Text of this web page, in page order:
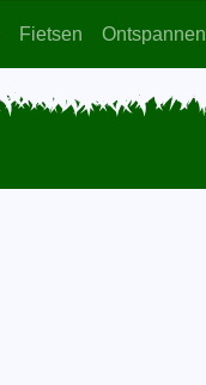
Fietsen Ontspannen